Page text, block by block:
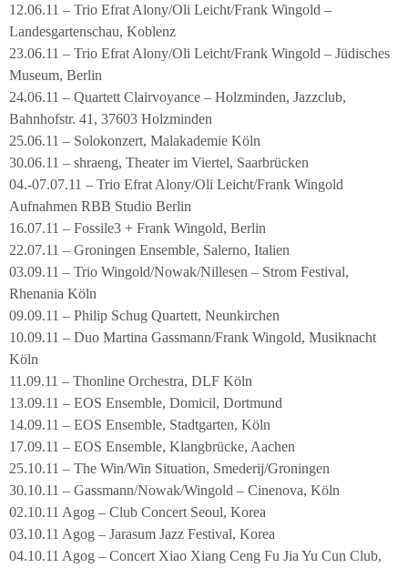
12.06.11 – Trio Efrat Alony/Oli Leicht/Frank Wingold –
Landesgartenschau, Koblenz
23.06.11 – Trio Efrat Alony/Oli Leicht/Frank Wingold – Jüdisches
Museum, Berlin
24.06.11 – Quartett Clairvoyance – Holzminden, Jazzclub,
Bahnhofstr. 41, 37603 Holzminden
25.06.11 – Solokonzert, Malakademie Köln
30.06.11 – shraeng, Theater im Viertel, Saarbrücken
04.-07.07.11 – Trio Efrat Alony/Oli Leicht/Frank Wingold
Aufnahmen RBB Studio Berlin
16.07.11 – Fossile3 + Frank Wingold, Berlin
22.07.11 – Groningen Ensemble, Salerno, Italien
03.09.11 – Trio Wingold/Nowak/Nillesen – Strom Festival,
Rhenania Köln
09.09.11 – Philip Schug Quartett, Neunkirchen
10.09.11 – Duo Martina Gassmann/Frank Wingold, Musiknacht
Köln
11.09.11 – Thonline Orchestra, DLF Köln
13.09.11 – EOS Ensemble, Domicil, Dortmund
14.09.11 – EOS Ensemble, Stadtgarten, Köln
17.09.11 – EOS Ensemble, Klangbrücke, Aachen
25.10.11 – The Win/Win Situation, Smederij/Groningen
30.10.11 – Gassmann/Nowak/Wingold – Cinenova, Köln
02.10.11 Agog – Club Concert Seoul, Korea
03.10.11 Agog – Jarasum Jazz Festival, Korea
04.10.11 Agog – Concert Xiao Xiang Ceng Fu Jia Yu Cun Club,